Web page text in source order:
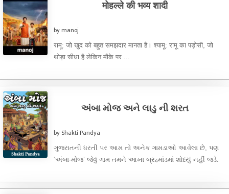
मोहल्ले की भव्य शादी
by manoj
​रामू: जो खुद को बहुत समझदार मानता है। ​श्यामू: रामू का पड़ोसी, जो
थोड़ा सीधा है लेकिन मौके पर ...
અંબા મોજ અને લાડુ ની શરત
by Shakti Pandya
ગુજરાતની ધરતી પર આમ તો અનેક ગામડાઓ આવેલા છે, પણ
‘અંબા-મોજ’ જેવું ગામ તમને આખા બ્રહ્માંડમાં શોધ્યું નહીં જડે.